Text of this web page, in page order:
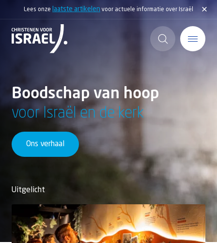
Lees onze laatste artikelen voor actuele informatie over Israël
Actief
Steun Israël
Boodschap van hoop
voor Israël en de kerk
Ons verhaal
Uitgelicht